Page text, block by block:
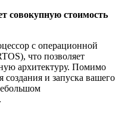
совокупную стоимость
с операционной
что позволяет
архитектуру. Помимо
создания и запуска вашего